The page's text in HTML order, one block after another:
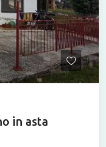
in asta